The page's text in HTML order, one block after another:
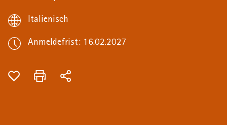
Italienisch
Anmeldefrist: 16.02.2027